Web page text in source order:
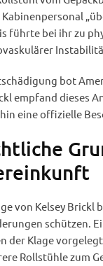
Kabinenpersonal
führte bei ihr zu
bot
empfand dieses
eine offizielle
von Kelsey
schützen.
der Klage
Rollstühle zum